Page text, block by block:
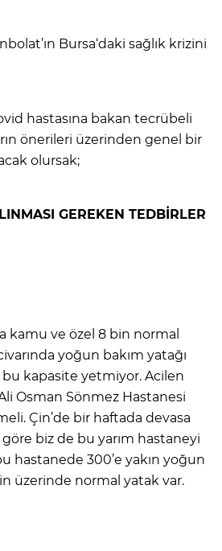
Bursa‘daki sağlık krizini
hastasına bakan tecrübeli
önerileri üzerinden genel bir
olursak;
GEREKEN TEDBİRLER
kamu ve özel 8 bin normal
yoğun bakım yatağı
kapasite yetmiyor. Acilen
Osman Sönmez Hastanesi
Çin’de bir haftada devasa
göre biz de bu yarım hastaneyi
hastanede 300’e yakın yoğun
üzerinde normal yatak var.